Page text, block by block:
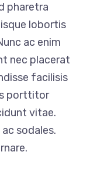
pharetra
lobortis
ac enim
nec placerat
facilisis
porttitor
vitae.
sodales.